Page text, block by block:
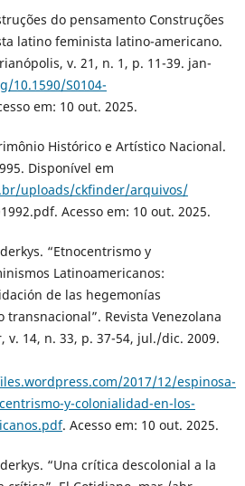
do pensamento Construções
latino feminista latino-americano.
v. 21, n. 1, p. 11-39. jan-
10.1590/S0104-
em: 10 out. 2025.
Histórico e Artístico Nacional.
Disponível em
uploads/ckfinder/arquivos/
Acesso em: 10 out. 2025.
“Etnocentrismo y
Latinoamericanos:
de las hegemonías
Revista Venezolana
v. 14, n. 33, p. 37-54, jul./dic. 2009.
2017/12/espinosa-
y-colonialidad-en-los-
. Acesso em: 10 out. 2025.
“Una crítica descolonial a la